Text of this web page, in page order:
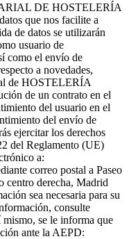
DE HOSTELERÍA
que nos facilite a
de datos se utilizarán
usuario de
el envío de
a novedades,
de HOSTELERÍA
de un contrato en el
del usuario en el
del envío de
ejercitar los derechos
del Reglamento (UE)
a:
correo postal a Paseo
centro derecha, Madrid
sea necesaria para su
consulte
se le informa que
ante la AEPD: